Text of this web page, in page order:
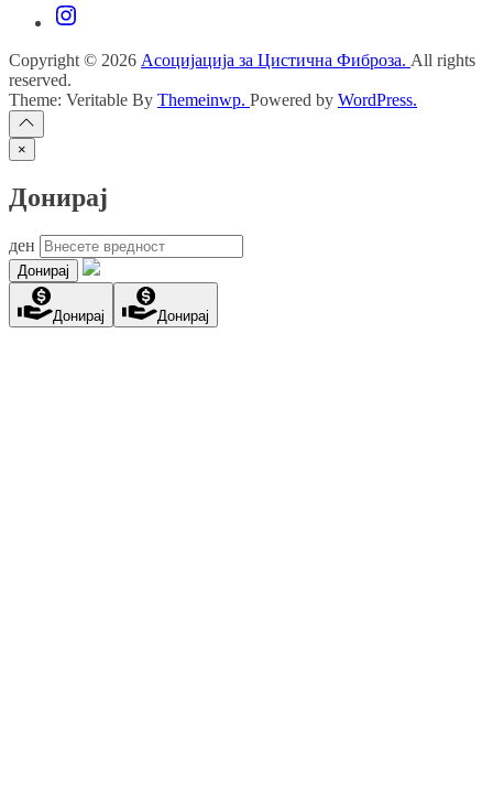
Instagram
Copyright © 2026 Асоцијација за Цистична Фиброза. All rights
reserved.
Theme: Veritable By Themeinwp. Powered by WordPress.
×
Донирај
ден
Донирај
Донирај Донирај